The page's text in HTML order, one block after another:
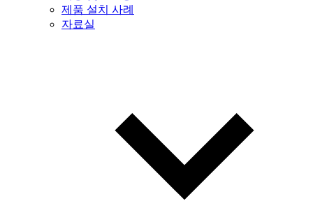
제품 설치 사례
자료실